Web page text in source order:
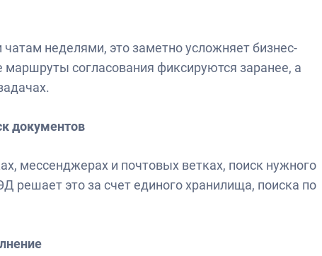
неделями, это заметно усложняет бизнес-
согласования фиксируются заранее, а
документов
мессенджерах и почтовых ветках, поиск нужного
решает это за счет единого хранилища, поиска по